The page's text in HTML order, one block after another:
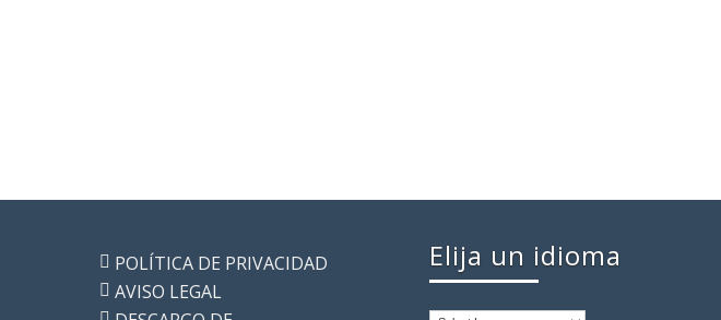
POLÍTICA DE PRIVACIDAD
AVISO LEGAL
Elija un idioma